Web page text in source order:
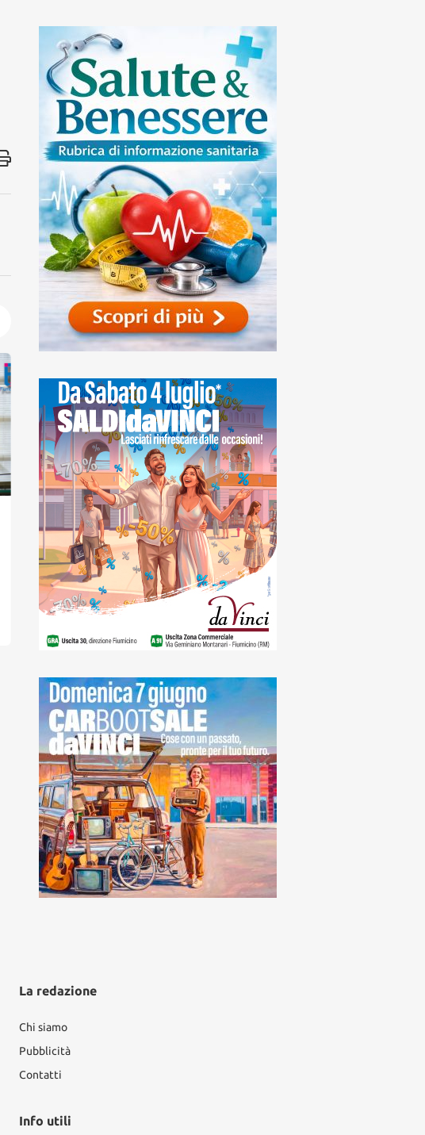
Cronaca
Fiumicino, sosta a
pagamento a regime: in
arrivo sette nuovi
parcometri e
abbonamenti per
residenti e pendolari
La redazione
Chi siamo
Pubblicità
Contatti
Info utili